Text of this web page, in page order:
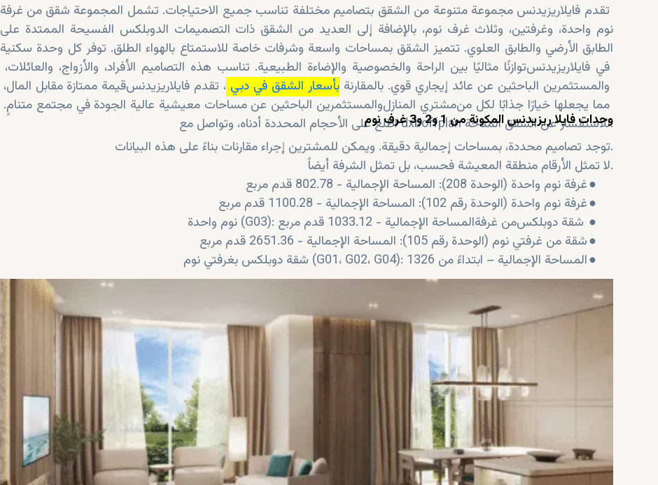
ريزيدنس شقق من غرفة
نوم واحدة، وغرفتين، وثلاث غرف نوم، بالإضافة إلى العديد من الشقق ذات التصميمات الدوبلكس الفسيحة الممتدة على
الطابق الأرضي والطابق العلوي. تتميز الشقق بمساحات واسعة وشرفات خاصة للاستمتاع بالهواء الطلق. توفر كل وحدة سكنية
ريزيدنس
والمستثمرين الباحثين عن عائد إيجاري قوي. بالمقارنة بأسعار الشقق في دبي ريزيدنس
مشتري المنازل
اطلع على الأحجام المحددة أدناه، وتواصل مع dxboffplan للاستفسار عن الشقق المتاحة.وحدات فايلا ريزيدنس المكونة من 1 و2 و3 غرف نوم
توجد تصاميم محددة، بمساحات إجمالية دقيقة. ويمكن للمشترين إجراء مقارنات بناءً على هذه البيانات.
لا تمثل الأرقام منطقة المعيشة فحسب، بل تمثل الشرفة أيضاً.
●غرفة نوم واحدة (الوحدة 208): المساحة الإجمالية - 802.78 قدم مربع
●غرفة نوم واحدة (الوحدة رقم 102): المساحة الإجمالية - 1100.28 قدم مربع
●
من غرفةنوم واحدة (G03): المساحة الإجمالية - 1033.12 قدم مربع
●شقة من غرفتي نوم (الوحدة رقم 105): المساحة الإجمالية - 2651.36 قدم مربع
●شقة دوبلكس بغرفتي نوم (G01، G02، G04): المساحة الإجمالية – ابتداءً من 1326